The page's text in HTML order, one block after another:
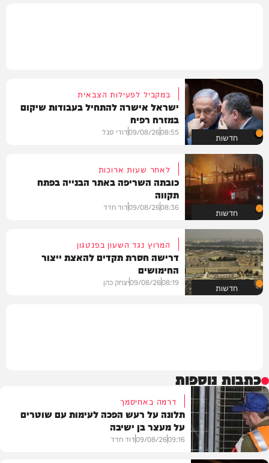
חדשות
במקביל לפעילות הצבאית
ישראל אישרה להתחיל בעבודות שיקום
במזרח רפיח
08:55
09/08/26דודי סגל
חדשות
לאחר שעות ארוכות
כובתה השריפה באתר הבנייה בפתח
תקווה
08:36
09/08/26דוד חדד
חדשות
המרוץ נגד השעון בפנטגון
דרישה חסרת תקדים להאצת ייצור
החימושים
08:19
09/08/26יצחק כהן
כתבות נוספות
דרמה באחיסמך
תלונה על רעש הפכה לעימות עם שוטרים
על מעצר בן ישיבה
09:16
09/08/26דוד חדד